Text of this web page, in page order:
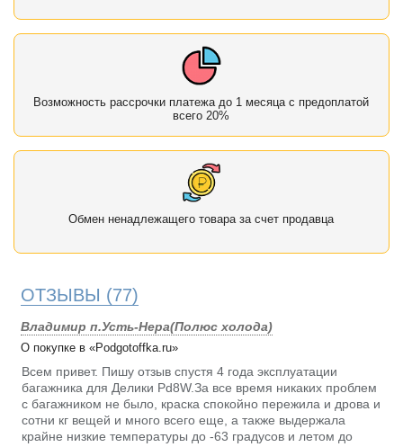
Возможность рассрочки платежа до 1 месяца с предоплатой
всего 20%
Обмен ненадлежащего товара за счет продавца
ОТЗЫВЫ (77)
Владимир п.Усть-Нера(Полюс холода)
О покупке в «Podgotoffka.ru»
Всем привет. Пишу отзыв спустя 4 года эксплуатации
багажника для Делики Pd8W.За все время никаких проблем
с багажником не было, краска спокойно пережила и дрова и
сотни кг вещей и много всего еще, а также выдержала
крайне низкие температуры до -63 градусов и летом до